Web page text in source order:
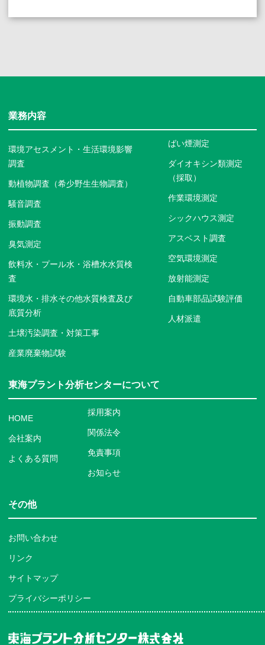
業務内容
環境アセスメント・生活環境影響
調査
動植物調査（希少野生生物調査）
騒音調査
振動調査
臭気測定
飲料水・プール水・浴槽水水質検
査
環境水・排水その他水質検査及び
底質分析
土壌汚染調査・対策工事
産業廃棄物試験
ばい煙測定
ダイオキシン類測定
（採取）
作業環境測定
シックハウス測定
アスベスト調査
空気環境測定
放射能測定
自動車部品試験評価
人材派遣
東海プラント分析センターについて
HOME
会社案内
よくある質問
採用案内
関係法令
免責事項
お知らせ
その他
お問い合わせ
リンク
サイトマップ
プライバシーポリシー